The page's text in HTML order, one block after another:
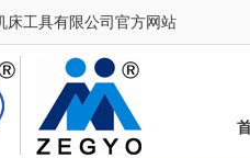
床工具有限公司官方网站